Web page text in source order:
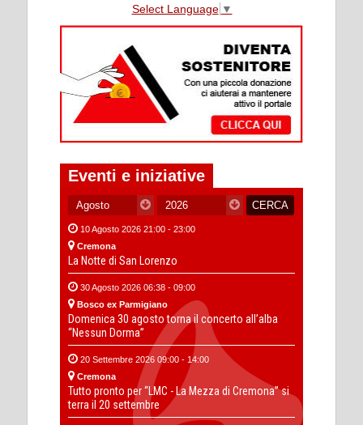
Select Language ▼
Eventi e iniziative
10 Agosto 2026 21:00 - 23:00
Cremona
La Notte di San Lorenzo
30 Agosto 2026 06:38 - 09:00
Bosco ex Parmigiano
Domenica 30 agosto torna il concerto all’alba
“Nessun Dorma”
20 Settembre 2026 09:00 - 14:00
Cremona
Tutto pronto per “LMC - La Mezza di Cremona” si
terra il 20 settembre